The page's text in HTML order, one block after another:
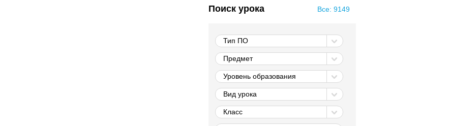
Все: 9149
Поиск урока
Тип ПО
Предмет
Уровень образования
Вид урока
Класс